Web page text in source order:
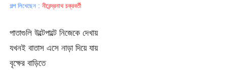
গল্প লিখেছেন :নীরেন্দ্রনাথ চক্রবর্তী
পাতাগুলি উল্টেপাল্টে নিজেকে দেখায়
যখনই বাতাস এসে নাড়া দিয়ে যায়
বৃক্ষের বাড়িতে